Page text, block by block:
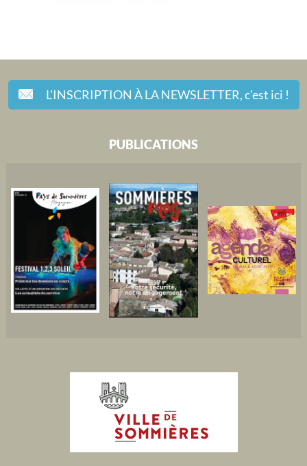
L'INSCRIPTION À LA NEWSLETTER,c'est ici !
PUBLICATIONS